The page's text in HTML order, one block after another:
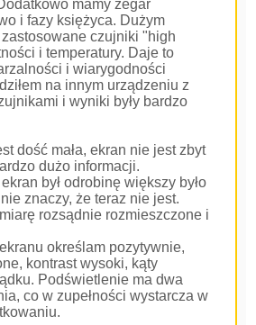
mamy zegar
i fazy księżyca. Dużym
czujniki "high
i temperatury. Daje to
i wiarygodności
na innym urządzeniu z
i wyniki były bardzo
dość mała, ekran nie jest zbyt
dużo informacji.
był odrobinę większy było
znaczy, że teraz nie jest.
rozsądnie rozmieszczone i
określam pozytywnie,
kontrast wysoki, kąty
Podświetlenie ma dwa
co w zupełności wystarcza w